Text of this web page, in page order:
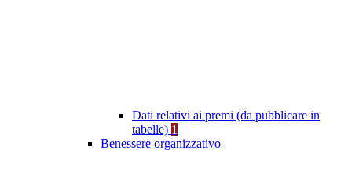
Dati relativi ai premi (da pubblicare in
tabelle) 1
Benessere organizzativo